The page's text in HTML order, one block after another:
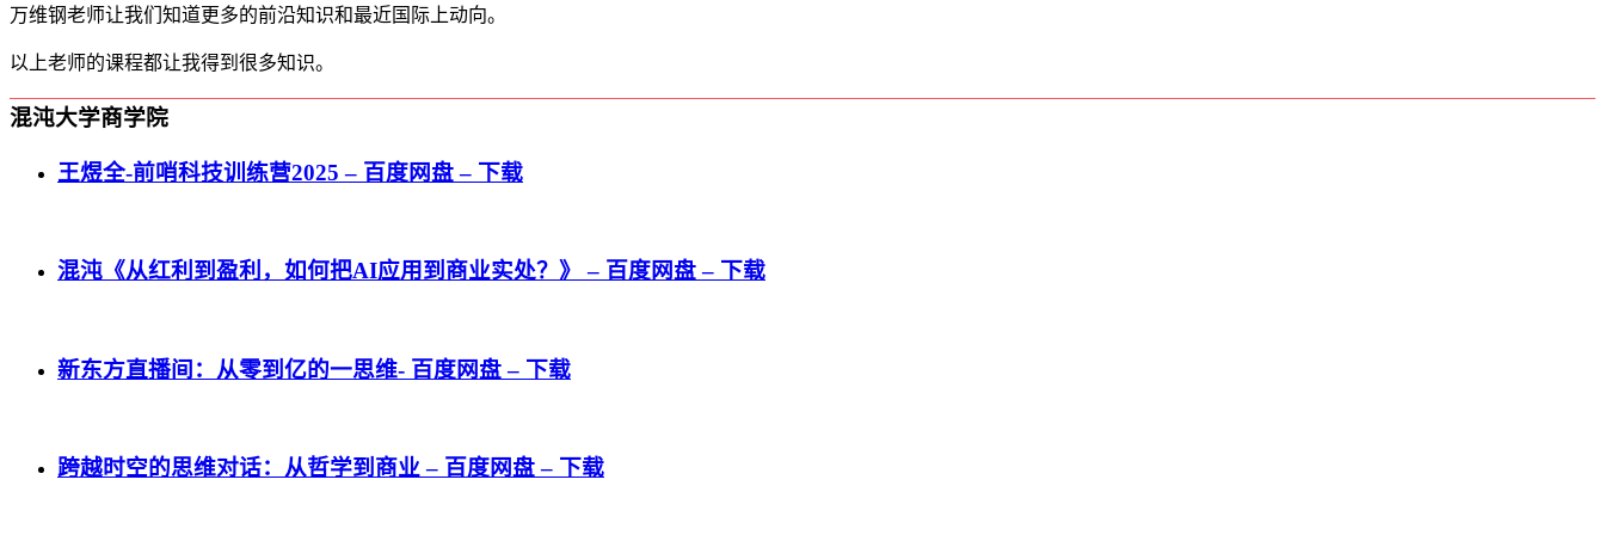
万维钢老师让我们知道更多的前沿知识和最近国际上动向。
以上老师的课程都让我得到很多知识。
混沌大学商学院
王煜全-前哨科技训练营2025 – 百度网盘 – 下载
混沌《从红利到盈利，如何把AI应用到商业实处？》 – 百度网盘 – 下载
新东方直播间：从零到亿的一思维- 百度网盘 – 下载
跨越时空的思维对话：从哲学到商业 – 百度网盘 – 下载